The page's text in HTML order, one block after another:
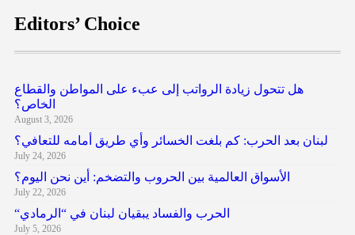
Editors’ Choice
هل تتحول زيادة الرواتب إلى عبء على المواطن والقطاع
الخاص؟
August 3, 2026
لبنان بعد الحرب: كم بلغت الخسائر وأي طريق أمامه للتعافي؟
July 24, 2026
الأسواق العالمية بين الحروب والتضخم: أين نحن اليوم؟
July 22, 2026
“الحرب والفساد يبقيان لبنان في “الرمادي
July 5, 2026